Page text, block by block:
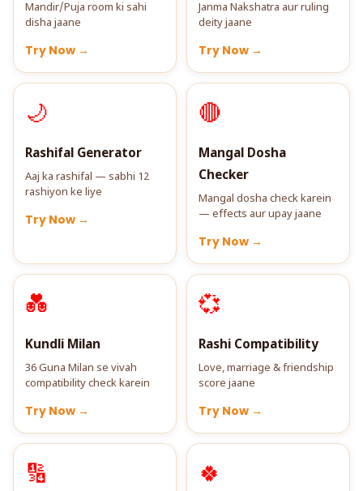
Mandir/Puja room ki sahi
disha jaane
Try Now →
Janma Nakshatra aur ruling
deity jaane
Try Now →
🌙
Rashifal Generator
Aaj ka rashifal — sabhi 12
rashiyon ke liye
Try Now →
🔴
Mangal Dosha
Checker
Mangal dosha check karein
— effects aur upay jaane
Try Now →
💑
Kundli Milan
36 Guna Milan se vivah
compatibility check karein
Try Now →
💞
Rashi Compatibility
Love, marriage & friendship
score jaane
Try Now →
🔢 🍀